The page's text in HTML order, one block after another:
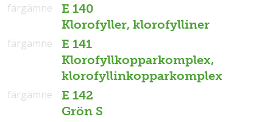
E 140
Klorofyller, klorofylliner
färgämne
E 141
Klorofyllkopparkomplex,
klorofyllinkopparkomplex
färgämne
E 142
Grön S
färgämne